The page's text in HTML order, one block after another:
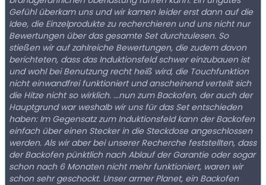
Gefühl überkam uns und wir kamen leider erst dann auf die
Idee, die Einzelprodukte zu recherchieren und uns nicht nur
Bewertungen über das gesamte Set durchzulesen. So
stießen wir auf zahlreiche Bewertungen, die zudem davon
berichteten, dass das Induktionsfeld schwer einzubauen ist
und wohl bei Benutzung recht heiß wird, die Touchfunktion
nicht einwandfrei funktioniert und anscheinend verteilt sich
die Hitze nicht so wirklich. ...nun zum Backofen, der auch der
Hauptgrund war weshalb wir uns für das Set entschieden
haben: Im Gegensatz zum Induktionsfeld kann der Backofen
einfach über einen Stecker in die Steckdose angeschlossen
werden. Als wir aber bei unserer Recherche feststellten, dass
der Backofen pünktlich nach Ablauf der Garantie oder sogar
schon nach 6 Monaten nicht mehr funktioniert, waren wir
schon sehr geschockt. Unser armer Planet, ein Backofen